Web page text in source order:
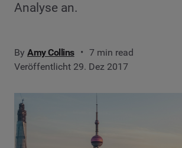
Analyse an.
By Amy Collins
7 min read
Veröffentlicht 29. Dez 2017